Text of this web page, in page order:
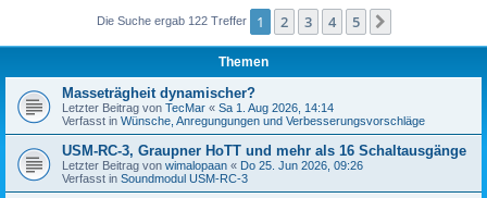
Die Suche ergab 122 Treffer 1 2 3 4 5
Themen
Masseträgheit dynamischer?
Letzter Beitrag von TecMar « Sa 1. Aug 2026, 14:14
Verfasst in Wünsche, Anregungungen und Verbesserungsvorschläge
USM-RC-3, Graupner HoTT und mehr als 16 Schaltausgänge
Letzter Beitrag von wimalopaan « Do 25. Jun 2026, 09:26
Verfasst in Soundmodul USM-RC-3